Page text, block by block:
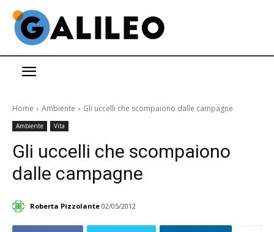
Home Ambiente Gli uccelli che scompaiono dalle campagne
Ambiente Vita
Gli uccelli che scompaiono
dalle campagne
Roberta Pizzolante 02/05/2012